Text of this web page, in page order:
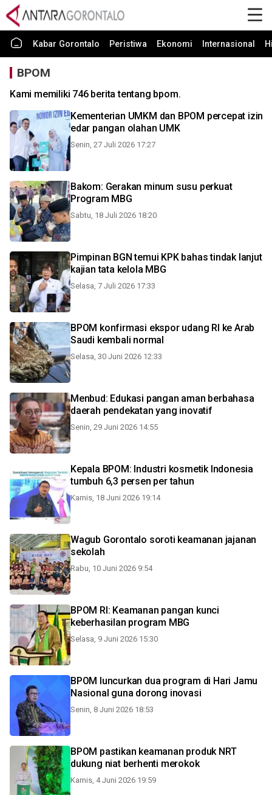
Kabar Gorontalo Peristiwa Ekonomi Internasional
BPOM
Kami memiliki 746 berita tentang bpom.
Kementerian UMKM dan BPOM percepat izin
edar pangan olahan UMK
Senin, 27 Juli 2026 17:27
Bakom: Gerakan minum susu perkuat
Program MBG
Sabtu, 18 Juli 2026 18:20
Pimpinan BGN temui KPK bahas tindak lanjut
kajian tata kelola MBG
Selasa, 7 Juli 2026 17:33
BPOM konfirmasi ekspor udang RI ke Arab
Saudi kembali normal
Selasa, 30 Juni 2026 12:33
Menbud: Edukasi pangan aman berbahasa
daerah pendekatan yang inovatif
Senin, 29 Juni 2026 14:55
Kepala BPOM: Industri kosmetik Indonesia
tumbuh 6,3 persen per tahun
Kamis, 18 Juni 2026 19:14
Wagub Gorontalo soroti keamanan jajanan
sekolah
Rabu, 10 Juni 2026 9:54
BPOM RI: Keamanan pangan kunci
keberhasilan program MBG
Selasa, 9 Juni 2026 15:30
BPOM luncurkan dua program di Hari Jamu
Nasional guna dorong inovasi
Senin, 8 Juni 2026 18:53
BPOM pastikan keamanan produk NRT
dukung niat berhenti merokok
Kamis, 4 Juni 2026 19:59